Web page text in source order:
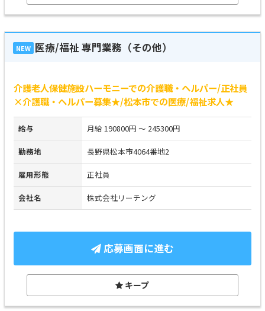
NEW 医療/福祉 専門業務（その他）
介護老人保健施設ハーモニーでの介護職・ヘルパー/正社員
×介護職・ヘルパー募集★/松本市での医療/福祉求人★
給与 月給 190800円 ～ 245300円
勤務地 長野県松本市4064番地2
雇用形態 正社員
会社名 株式会社リーチング
応募画面に進む
キープ